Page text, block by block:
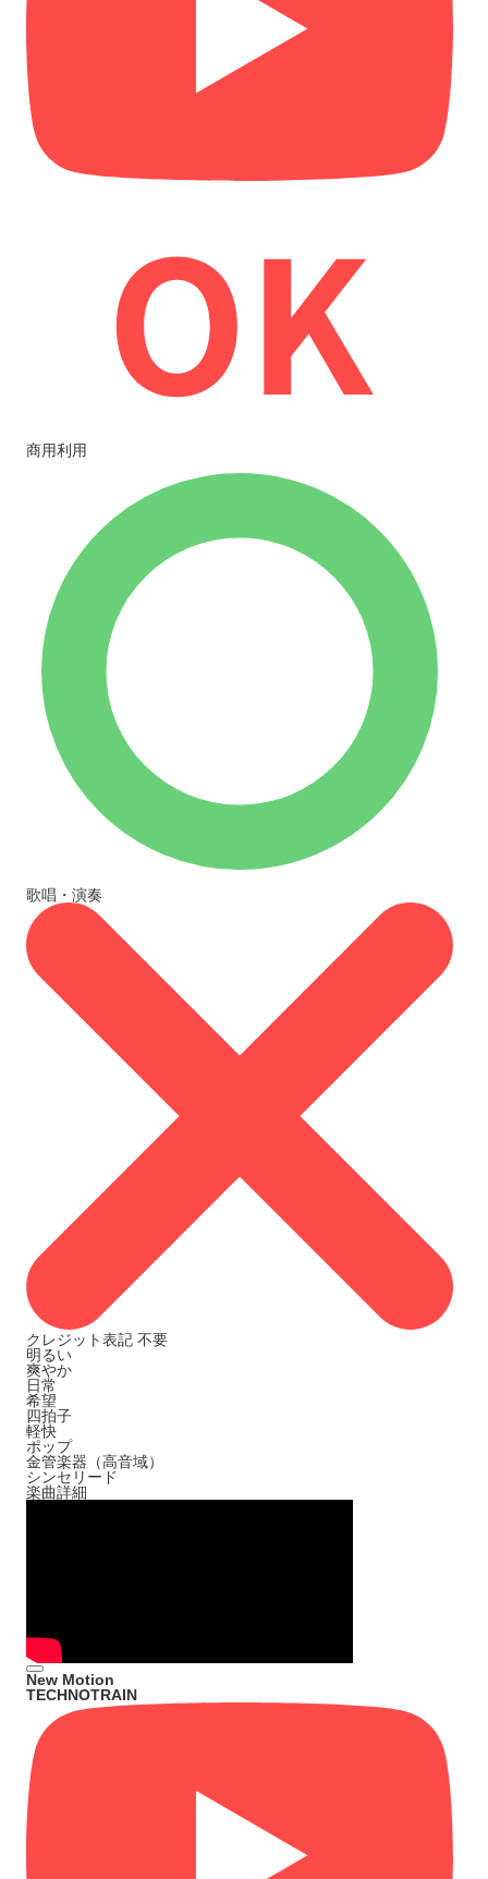
商用利用
歌唱・演奏
クレジット表記 不要
明るい
爽やか
日常
希望
四拍子
軽快
ポップ
金管楽器（高音域）
シンセリード
楽曲詳細
New Motion
TECHNOTRAIN